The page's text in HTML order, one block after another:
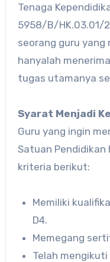
Tenaga
5958/B/HK.03.01/
seorang guru
hanyalah
tugas utamanya
Syarat Menjadi
Guru yang ingin
Satuan Pendidikan
kriteria berikut:
Memiliki
D4.
Memegang
Telah